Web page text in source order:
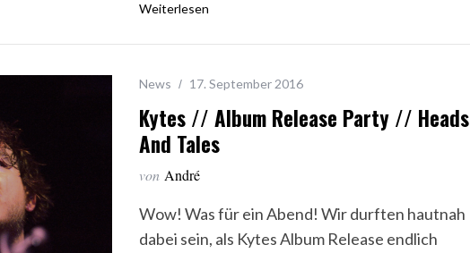
Weiterlesen
News 17. September 2016
Kytes // Album Release Party // Heads
And Tales
von André
Wow! Was für ein Abend! Wir durften hautnah
dabei sein, als Kytes Album Release endlich